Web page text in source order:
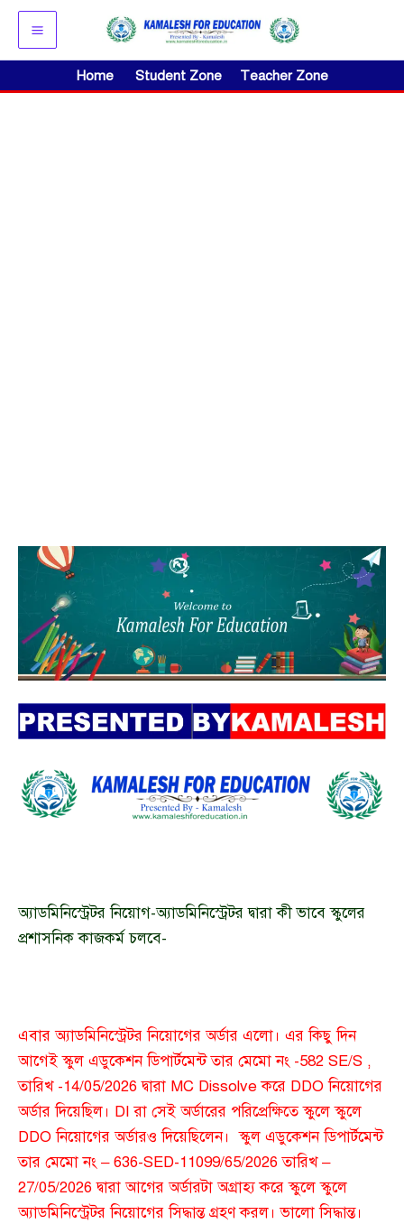
Skip
content
Home Student Zone Teacher Zone
অ্যাডমিনিস্ট্রেটর নিয়োগ-অ্যাডমিনিস্ট্রেটর দ্বারা কী ভাবে স্কুলের
প্রশাসনিক কাজকর্ম চলবে-
এবার অ্যাডমিনিস্ট্রেটর নিয়োগের অর্ডার এলো। এর কিছু দিন
আগেই স্কুল এডুকেশন ডিপার্টমেন্ট তার মেমো নং -582 SE/S ,
তারিখ -14/05/2026 দ্বারা MC Dissolve করে DDO নিয়োগের
অর্ডার দিয়েছিল। DI রা সেই অর্ডারের পরিপ্রেক্ষিতে স্কুলে স্কুলে
DDO নিয়োগের অর্ডারও দিয়েছিলেন। স্কুল এডুকেশন ডিপার্টমেন্ট
তার মেমো নং – 636-SED-11099/65/2026 তারিখ –
27/05/2026 দ্বারা আগের অর্ডারটা অগ্রাহ্য করে স্কুলে স্কুলে
অ্যাডমিনিস্ট্রেটর নিয়োগের সিদ্ধান্ত গ্রহণ করল। ভালো সিদ্ধান্ত।